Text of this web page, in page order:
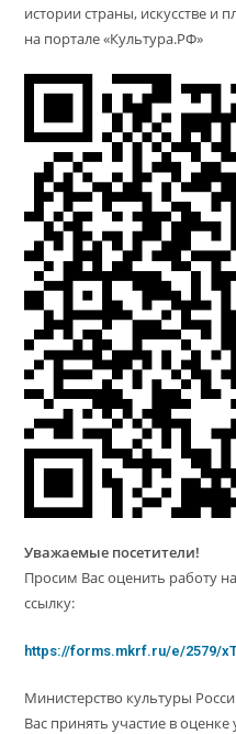
истории страны, искусстве и
на портале «Культура.РФ»
Уважаемые посетители!
Просим Вас оценить работу
ссылку:
https://forms.mkrf.ru/e/2579/
Министерство культуры
Вас принять участие в